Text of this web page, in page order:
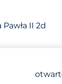
II 2d
Liczba